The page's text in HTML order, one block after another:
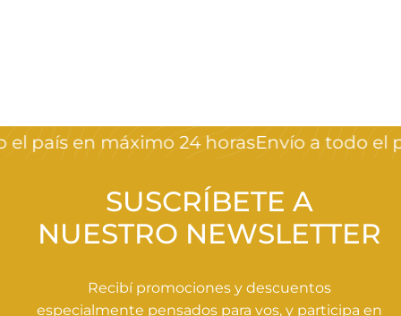
,
0
país en máximo 24 horasEnvío a todo el
SUSCRÍBETE A
NUESTRO NEWSLETTER
Recibí promociones y descuentos
especialmente pensados para vos, y participa en